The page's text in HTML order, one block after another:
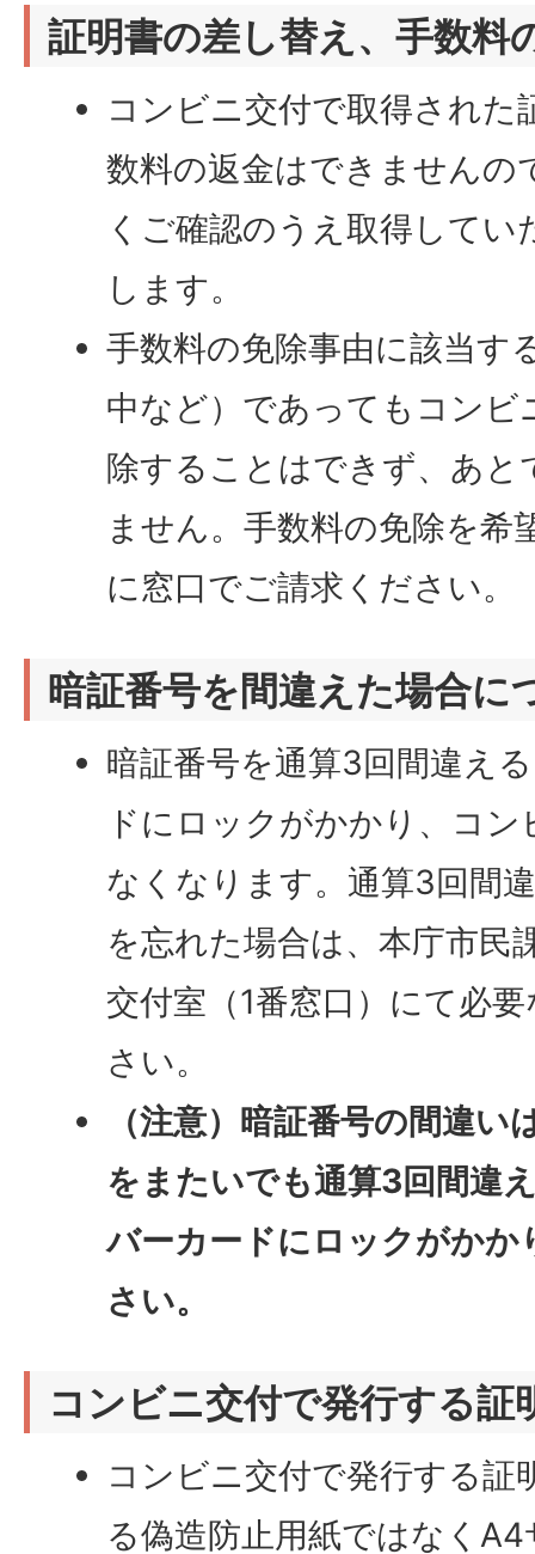
証明書の差し替え、手数料
コンビニ交付で取得された
数料の返金はできませんの
くご確認のうえ取得して
します。
手数料の免除事由に該当す
中など）であってもコンビ
除することはできず、あ
ません。手数料の免除を希
に窓口でご請求ください。
暗証番号を間違えた場合に
暗証番号を通算3回間違え
ドにロックがかかり、コ
なくなります。通算3回間
を忘れた場合は、本庁市民
交付室（1番窓口）にて必
さい。
（注意）暗証番号の間違
をまたいでも通算3回間違
バーカードにロックがか
さい。
コンビニ交付で発行する証
コンビニ交付で発行する証
る偽造防止用紙ではなく